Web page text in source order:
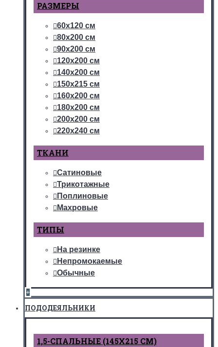
РАЗМЕРЫ
60х120 см
80х200 см
90х200 см
120х200 см
140х200 см
150х215 см
160х200 см
180х200 см
200х200 см
220х240 см
ТКАНИ
Сатиновые
Трикотажные
Поплиновые
Махровые
ТИПЫ
На резинке
Непромокаемые
Обычные
+
ПОДОДЕЯЛЬНИКИ
1,5-СПАЛЬНЫЕ (145Х215 СМ)